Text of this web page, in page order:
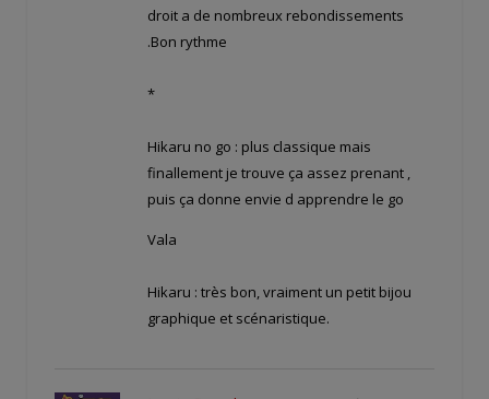
droit a de nombreux rebondissements
.Bon rythme
*
Hikaru no go : plus classique mais
finallement je trouve ça assez prenant ,
puis ça donne envie d apprendre le go
Vala
Hikaru : très bon, vraiment un petit bijou
graphique et scénaristique.